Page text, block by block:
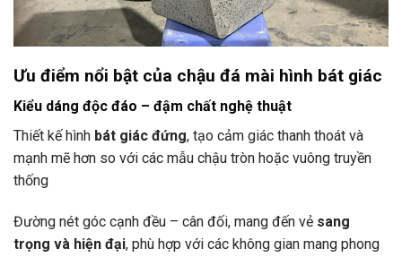
Ưu điểm nổi bật của chậu đá mài hình bát giác
Kiểu dáng độc đáo – đậm chất nghệ thuật
Thiết kế hình bát giác đứng, tạo cảm giác thanh thoát và
mạnh mẽ hơn so với các mẫu chậu tròn hoặc vuông truyền
thống
Đường nét góc cạnh đều – cân đối, mang đến vẻ sang
trọng và hiện đại, phù hợp với các không gian mang phong